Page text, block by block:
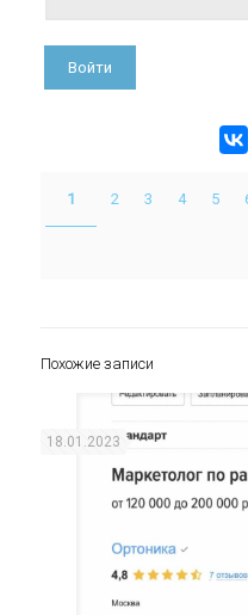
1 2 3 4 5
Похожие записи
18.01.2023